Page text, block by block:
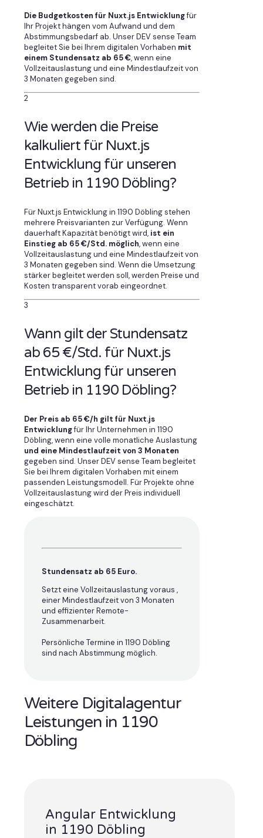
Die Budgetkosten für Nuxt.js Entwicklungfür
Ihr Projekt hängen vom Aufwand und dem
Abstimmungsbedarf ab. Unser DEV sense Team
begleitet Sie bei Ihrem digitalen Vorhaben mit
einem Stundensatz ab 65 €, wenn eine
Vollzeitauslastung und eine Mindestlaufzeit von
3 Monaten gegeben sind.
2
Wie werden die Preise
kalkuliert für Nuxt.js
Entwicklung für unseren
Betrieb in 1190 Döbling?
Für Nuxt.js Entwicklung in 1190 Döbling stehen
mehrere Preisvarianten zur Verfügung. Wenn
dauerhaft Kapazität benötigt wird, ist ein
Einstieg ab 65 €/Std. möglich, wenn eine
Vollzeitauslastung und eine Mindestlaufzeit von
3 Monaten gegeben sind. Wenn die Umsetzung
stärker begleitet werden soll, werden Preise und
Kosten transparent vorab eingeordnet.
3
Wann gilt der Stundensatz
ab 65 €/Std. für Nuxt.js
Entwicklung für unseren
Betrieb in 1190 Döbling?
Der Preis ab 65 €/h gilt für Nuxt.js
Entwicklungfür Ihr Unternehmen in 1190
Döbling, wenn eine volle monatliche Auslastung
und eine Mindestlaufzeit von 3 Monaten
gegeben sind. Unser DEV sense Team begleitet
Sie bei Ihrem digitalen Vorhaben mit einem
passenden Leistungsmodell. Für Projekte ohne
Vollzeitauslastung wird der Preis individuell
eingeschätzt.
Stundensatz ab 65 Euro.
Setzt eine Vollzeitauslastung voraus ,
einer Mindestlaufzeit von 3 Monaten
und effizienter Remote-
Zusammenarbeit.
Persönliche Termine in 1190 Döbling
sind nach Abstimmung möglich.
Weitere Digitalagentur
Leistungen in 1190
Döbling
Angular Entwicklung
in 1190 Döbling